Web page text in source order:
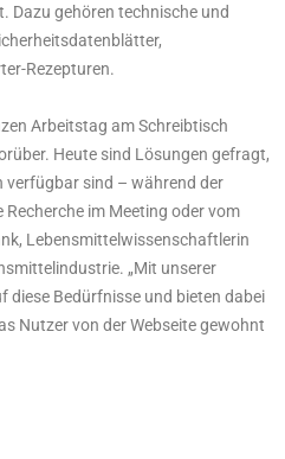
Dazu gehören technische und
Rezepturen.
Arbeitstag am Schreibtisch
Heute sind Lösungen gefragt,
verfügbar sind – während der
im Meeting oder vom
Lebensmittelwissenschaftlerin
„Mit unserer
diese Bedürfnisse und bieten dabei
Nutzer von der Webseite gewohnt